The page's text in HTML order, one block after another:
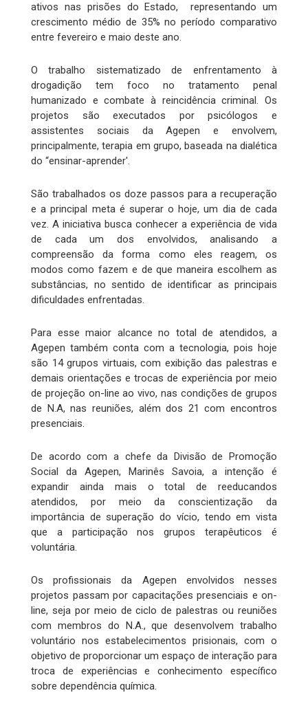
ativos nas prisões do Estado, representando um
crescimento médio de 35% no período comparativo
entre fevereiro e maio deste ano.
O trabalho sistematizado de enfrentamento à
drogadição tem foco no tratamento penal
humanizado e combate à reincidência criminal. Os
projetos são executados por psicólogos e
assistentes sociais da Agepen e envolvem,
principalmente, terapia em grupo, baseada na dialética
do “ensinar-aprender'.
São trabalhados os doze passos para a recuperação
e a principal meta é superar o hoje, um dia de cada
vez. A iniciativa busca conhecer a experiência de vida
de cada um dos envolvidos, analisando a
compreensão da forma como eles reagem, os
modos como fazem e de que maneira escolhem as
substâncias, no sentido de identificar as principais
dificuldades enfrentadas.
Para esse maior alcance no total de atendidos, a
Agepen também conta com a tecnologia, pois hoje
são 14 grupos virtuais, com exibição das palestras e
demais orientações e trocas de experiência por meio
de projeção on-line ao vivo, nas condições de grupos
de N.A, nas reuniões, além dos 21 com encontros
presenciais.
De acordo com a chefe da Divisão de Promoção
Social da Agepen, Marinês Savoia, a intenção é
expandir ainda mais o total de reeducandos
atendidos, por meio da conscientização da
importância de superação do vício, tendo em vista
que a participação nos grupos terapêuticos é
voluntária.
Os profissionais da Agepen envolvidos nesses
projetos passam por capacitações presenciais e on-
line, seja por meio de ciclo de palestras ou reuniões
com membros do N.A., que desenvolvem trabalho
voluntário nos estabelecimentos prisionais, com o
objetivo de proporcionar um espaço de interação para
troca de experiências e conhecimento específico
sobre dependência química.